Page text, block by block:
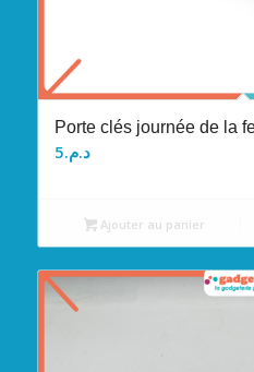
Porte clés journée de la
د.م.5
Ajouter au panier